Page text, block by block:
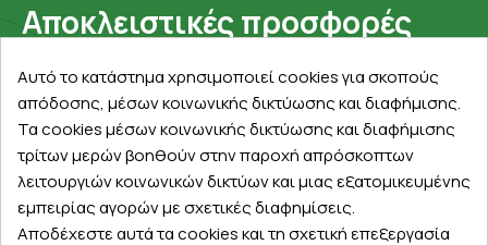
Αποκλειστικές προσφορές
Εγγραφείτε με το email σας για να ενημερώνεστε
πρώτοι για προσφορές, διαγωνισμούς, εκπτωτικούς
κωδικούς και μοναδικά δώρα!
Αυτό το κατάστημα χρησιμοποιεί cookies για σκοπούς
απόδοσης, μέσων κοινωνικής δικτύωσης και διαφήμισης.
Τα cookies μέσων κοινωνικής δικτύωσης και διαφήμισης
τρίτων μερών βοηθούν στην παροχή απρόσκοπτων
λειτουργιών κοινωνικών δικτύων και μιας εξατομικευμένης
εμπειρίας αγορών με σχετικές διαφημίσεις.
Αποδέχεστε αυτά τα cookies και τη σχετική επεξεργασία